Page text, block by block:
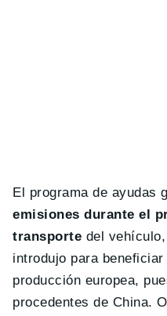
El programa de ayudas
emisiones durante el
transporte del
introdujo para
producción europea,
procedentes de China.